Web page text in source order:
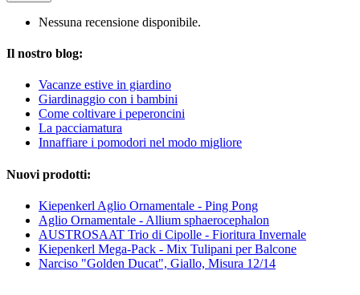
Nessuna recensione disponibile.
Il nostro blog:
Vacanze estive in giardino
Giardinaggio con i bambini
Come coltivare i peperoncini
La pacciamatura
Innaffiare i pomodori nel modo migliore
Nuovi prodotti:
Kiepenkerl Aglio Ornamentale - Ping Pong
Aglio Ornamentale - Allium sphaerocephalon
AUSTROSAAT Trio di Cipolle - Fioritura Invernale
Kiepenkerl Mega-Pack - Mix Tulipani per Balcone
Narciso "Golden Ducat", Giallo, Misura 12/14